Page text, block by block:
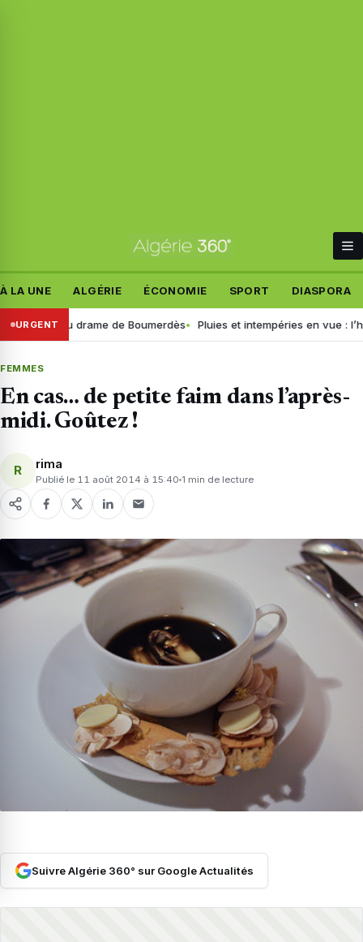
À LA UNE ALGÉRIE ÉCONOMIE SPORT DIASPORA
URGENT
du drame de Boumerdès Pluies et intempéries en vue :
FEMMES
En cas… de petite faim dans l’après-
midi. Goûtez !
R rima
Publié le 11 août 2014 à 15:40 1 min de lecture
Suivre Algérie 360° sur Google Actualités